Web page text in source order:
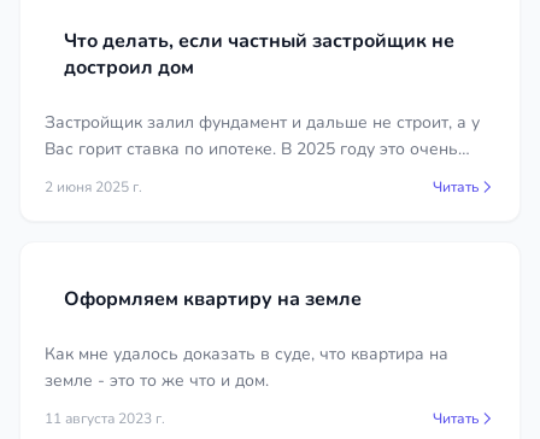
Что делать, если частный застройщик не
достроил дом
Застройщик залил фундамент и дальше не строит, а у
Вас горит ставка по ипотеке. В 2025 году это очень
распространенная ситуация в Крыму и Симферополе в
2 июня 2025 г. Читать
Оформляем квартиру на земле
Как мне удалось доказать в суде, что квартира на
земле - это то же что и дом.
11 августа 2023 г. Читать